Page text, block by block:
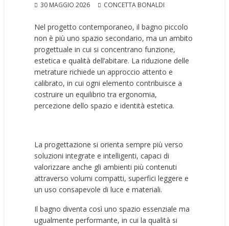
30 MAGGIO 2026 CONCETTA BONALDI
Nel progetto contemporaneo, il bagno piccolo
non è più uno spazio secondario, ma un ambito
progettuale in cui si concentrano funzione,
estetica e qualità dell’abitare. La riduzione delle
metrature richiede un approccio attento e
calibrato, in cui ogni elemento contribuisce a
costruire un equilibrio tra ergonomia,
percezione dello spazio e identità estetica.
La progettazione si orienta sempre più verso
soluzioni integrate e intelligenti, capaci di
valorizzare anche gli ambienti più contenuti
attraverso volumi compatti, superfici leggere e
un uso consapevole di luce e materiali.
Il bagno diventa così uno spazio essenziale ma
ugualmente performante, in cui la qualità si